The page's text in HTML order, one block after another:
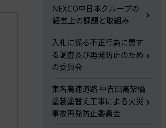
NEXCO中日本グループの
経営上の課題と取組み
入札に係る不正行為に関す
る調査及び再発防止のため
の委員会
東名高速道路 中吉田高架橋
塗装塗替え工事による火災
事故再発防止委員会